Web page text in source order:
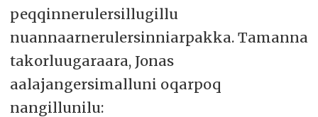
peqqinnerulersillugillu
nuannaarnerulersinniarpakka. Tamanna
takorluugaraara, Jonas
aalajangersimalluni oqarpoq
nangillunilu: